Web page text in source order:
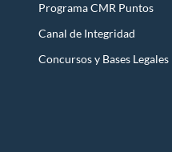
Programa CMR Puntos
Canal de Integridad
Concursos y Bases Legales